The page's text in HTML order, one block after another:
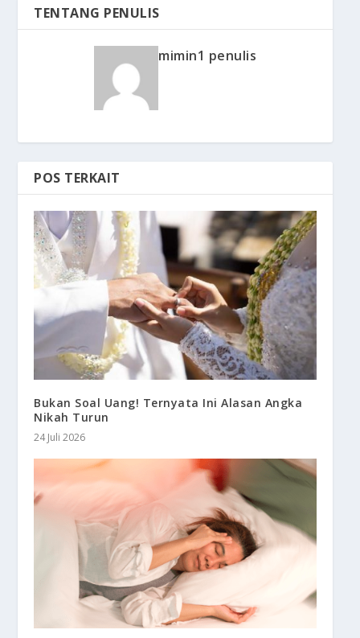
TENTANG PENULIS
mimin1 penulis
POS TERKAIT
Bukan Soal Uang! Ternyata Ini Alasan Angka
Nikah Turun
24 Juli 2026